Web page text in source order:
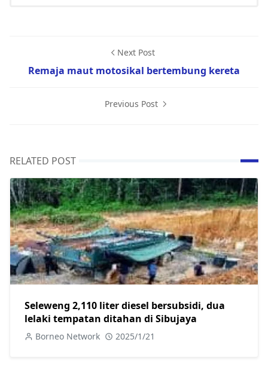
Next Post
Remaja maut motosikal bertembung kereta
Previous Post
RELATED POST
Seleweng 2,110 liter diesel bersubsidi, dua
lelaki tempatan ditahan di Sibujaya
Borneo Network 2025/1/21